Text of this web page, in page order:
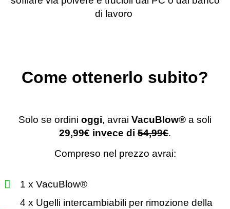
di lavoro
Come ottenerlo subito?
Solo se ordini oggi, avrai VacuBlow®️ a soli
29,99€ invece di 54,99€.
Compreso nel prezzo avrai:
1 x VacuBlow®️
4 x Ugelli intercambiabili per rimozione della